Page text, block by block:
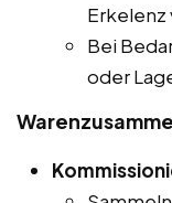
Erkelenz
Bei
oder